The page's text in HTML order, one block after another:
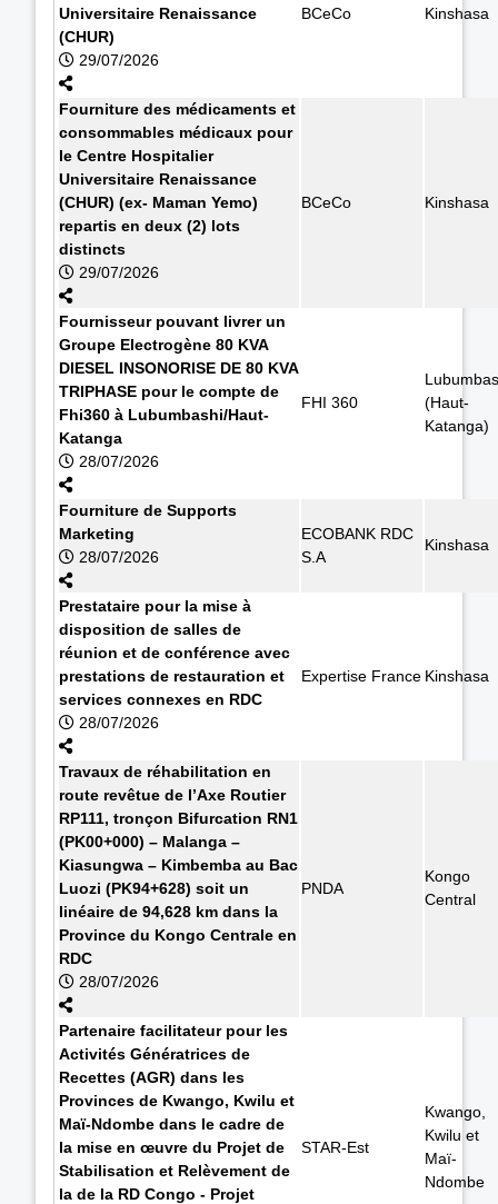
Universitaire Renaissance
(CHUR)
29/07/2026
BCeCo Kinshasa
Fourniture des médicaments et
consommables médicaux pour
le Centre Hospitalier
Universitaire Renaissance
(CHUR) (ex- Maman Yemo)
repartis en deux (2) lots
distincts
29/07/2026
BCeCo Kinshasa
Fournisseur pouvant livrer un
Groupe Electrogène 80 KVA
DIESEL INSONORISE DE 80 KVA
TRIPHASE pour le compte de
Fhi360 à Lubumbashi/Haut-
Katanga
28/07/2026
FHI 360
(Haut-
Katanga)
Fourniture de Supports
Marketing
28/07/2026
ECOBANK RDC
S.A
Kinshasa
Prestataire pour la mise à
disposition de salles de
réunion et de conférence avec
prestations de restauration et
services connexes en RDC
28/07/2026
Expertise France Kinshasa
Travaux de réhabilitation en
route revêtue de l’Axe Routier
RP111, tronçon Bifurcation RN1
(PK00+000) – Malanga –
Kiasungwa – Kimbemba au Bac
Luozi (PK94+628) soit un
linéaire de 94,628 km dans la
Province du Kongo Centrale en
RDC
28/07/2026
PNDA
Kongo
Central
Partenaire facilitateur pour les
Activités Génératrices de
Recettes (AGR) dans les
Provinces de Kwango, Kwilu et
Maï-Ndombe dans le cadre de
la mise en œuvre du Projet de
Stabilisation et Relèvement de
la de la RD Congo - Projet
STAR-Est
Kwango,
Kwilu et
Maï-
Ndombe